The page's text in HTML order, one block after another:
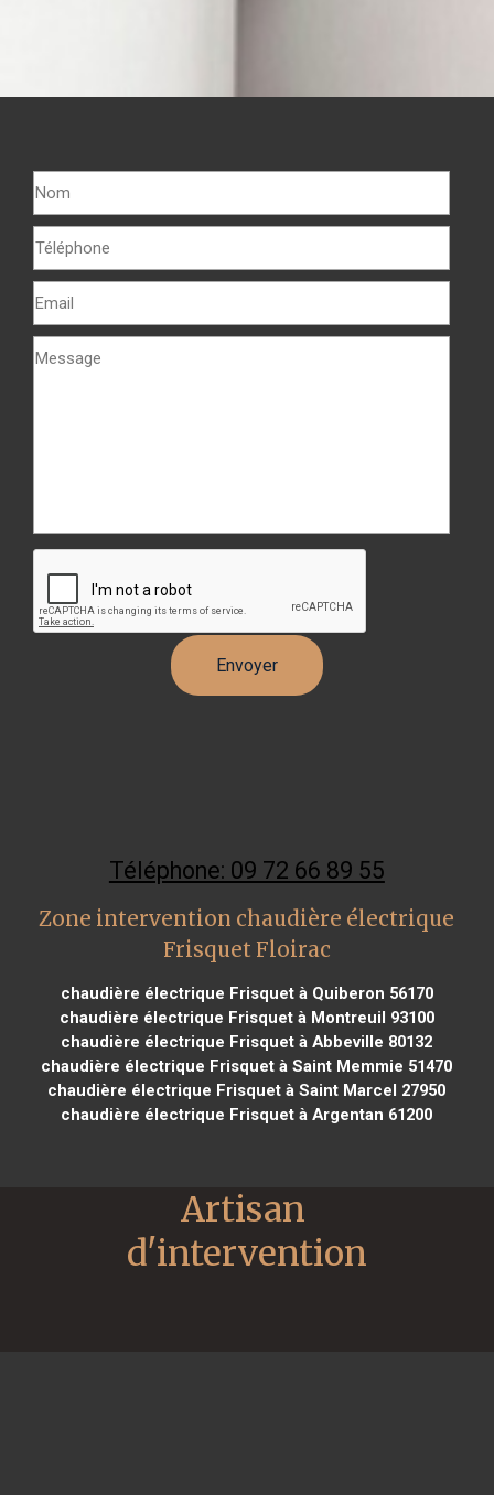
Téléphone: 09 72 66 89 55
Zone intervention chaudière électrique
Frisquet Floirac
chaudière électrique Frisquet à Quiberon 56170
chaudière électrique Frisquet à Montreuil 93100
chaudière électrique Frisquet à Abbeville 80132
chaudière électrique Frisquet à Saint Memmie 51470
chaudière électrique Frisquet à Saint Marcel 27950
chaudière électrique Frisquet à Argentan 61200
Artisan
d'intervention